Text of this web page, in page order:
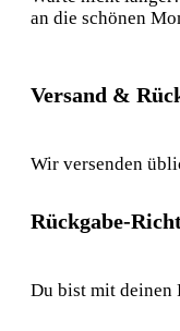
an die schönen
Versand &
Wir versenden
Rückgabe-
Du bist mit deinen